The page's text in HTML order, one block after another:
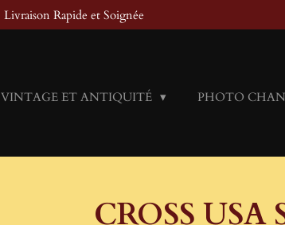
Livraison Rapide et Soignée
VINTAGE ET ANTIQUITÉ PHOTO
CROSS